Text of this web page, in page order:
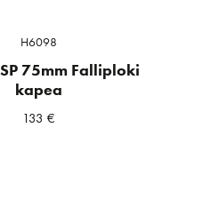
H6098
75mm Falliploki
kapea
133€